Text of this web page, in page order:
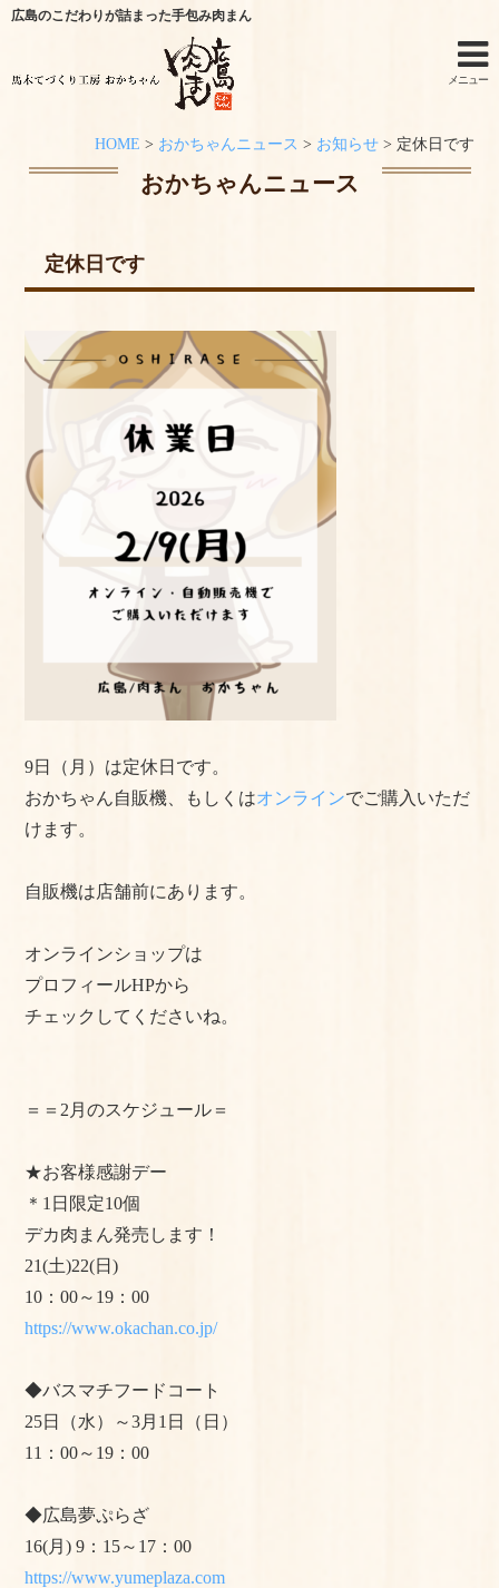
オンラインショップ
オンラインショップからのご購入方法
お問い合わせ
よくある質問
店舗情報
プライバシーポリシー
広島のこだわりが詰まった手包み肉まん
メニュー
HOME > おかちゃんニュース > お知らせ> 定休日です
おかちゃんニュース
定休日です
9日（月）は定休日です。
おかちゃん自販機、もしくはオンラインでご購入いただ
けます。
自販機は店舗前にあります。
オンラインショップは
プロフィールHPから
チェックしてくださいね。
＝＝2月のスケジュール＝
★お客様感謝デー
＊1日限定10個
デカ肉まん発売します！
21(土)22(日)
10：00～19：00
https://www.okachan.co.jp/
◆バスマチフードコート
25日（水）～3月1日（日）
11：00～19：00
◆広島夢ぷらざ
16(月) 9：15～17：00
https://www.yumeplaza.com